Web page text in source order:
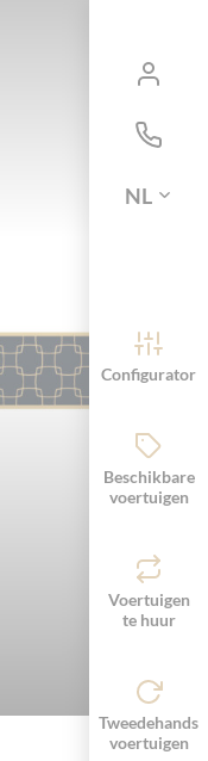
NL
Configurator
Beschikbare
voertuigen
Voertuigen
te huur
Tweedehands
voertuigen